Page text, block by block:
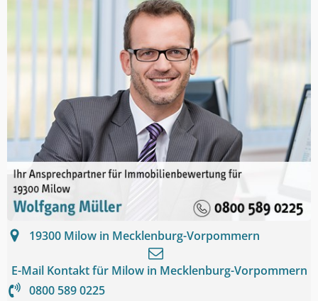
19300 Milow in Mecklenburg-Vorpommern
E-Mail Kontakt für Milow in Mecklenburg-Vorpommern
0800 589 0225